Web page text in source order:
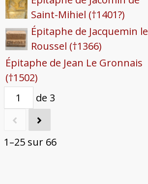
Saint-Mihiel (†1401?)
Épitaphe de Jacquemin le
Roussel (†1366)
Épitaphe de Jean Le Gronnais
(†1502)
de 3
1–25 sur 66